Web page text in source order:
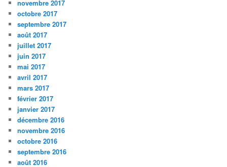
novembre 2017
octobre 2017
septembre 2017
août 2017
juillet 2017
juin 2017
mai 2017
avril 2017
mars 2017
février 2017
janvier 2017
décembre 2016
novembre 2016
octobre 2016
septembre 2016
août 2016